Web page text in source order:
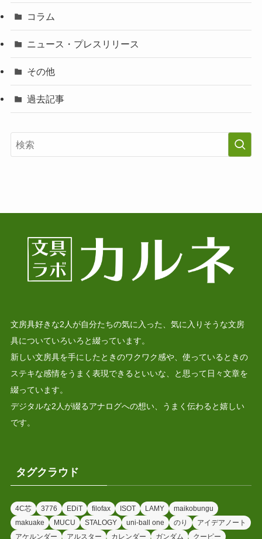
コラム
ニュース・プレスリリース
その他
過去記事
文房具好きな2人が自分たちの気に入った、気に入りそうな文房
具についていろいろと綴っています。
新しい文房具を手にしたときのワクワク感や、使っているときの
ステキな感情をうまく表現できるといいな、と思って日々文章を
綴っています。
デジタルな2人が綴るアナログへの想い、うまく伝わると嬉しい
です。
タグクラウド
4C芯 3776 EDiT filofax ISOT LAMY
maikobungu
makuake
MUCU STALOGY uni-ball one のり
アイデアノート
アケルンダー
アルスター カレンダー ガンダム クーピー